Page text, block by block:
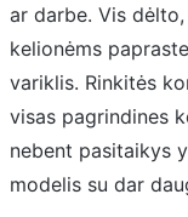
ar darbe. Vis
kelionėms
variklis. Rinkitės
visas pagrindines
nebent pasitaikys
modelis su dar